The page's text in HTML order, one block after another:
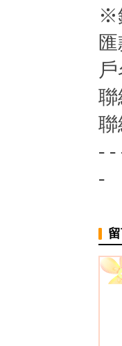
※
聯
聯
- -
-